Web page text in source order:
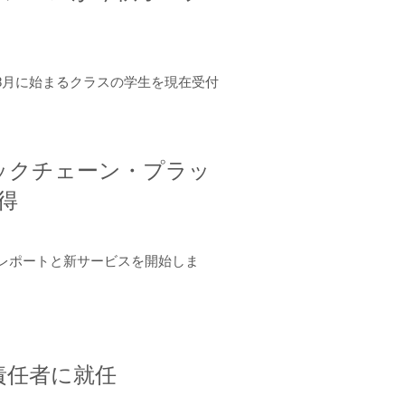
に始まるクラスの学生を現在受付
チェーン・プラッ
ポートと新サービスを開始しま
任者に就任